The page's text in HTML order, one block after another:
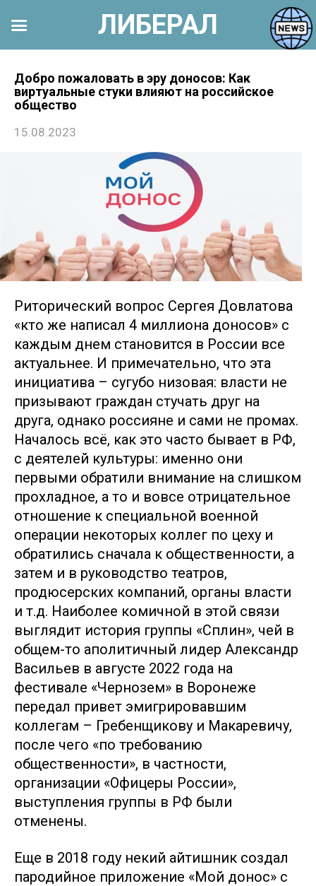
контенту
Добро пожаловать в эру доносов: Как
виртуальные стуки влияют на российское
общество
15.08.2023
Риторический вопрос Сергея Довлатова
«кто же написал 4 миллиона доносов» с
каждым днем становится в России все
актуальнее. И примечательно, что эта
инициатива – сугубо низовая: власти не
призывают граждан стучать друг на
друга, однако россияне и сами не промах.
Началось всё, как это часто бывает в РФ,
с деятелей культуры: именно они
первыми обратили внимание на слишком
прохладное, а то и вовсе отрицательное
отношение к специальной военной
операции некоторых коллег по цеху и
обратились сначала к общественности, а
затем и в руководство театров,
продюсерских компаний, органы власти
и т.д. Наиболее комичной в этой связи
выглядит история группы «Сплин», чей в
общем-то аполитичный лидер Александр
Васильев в августе 2022 года на
фестивале «Чернозем» в Воронеже
передал привет эмигрировавшим
коллегам – Гребенщикову и Макаревичу,
после чего «по требованию
общественности», в частности,
организации «Офицеры России»,
выступления группы в РФ были
отменены.
Еще в 2018 году некий айтишник создал
пародийное приложение «Мой донос» с
ЛИБЕРАЛ